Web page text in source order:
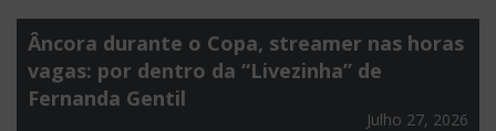
Âncora durante o Copa, streamer nas horas
vagas: por dentro da “Livezinha” de
Fernanda Gentil
Julho 27, 2026